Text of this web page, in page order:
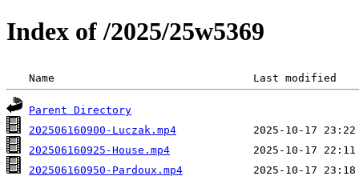
Index of /2025/25w5369
Name                               Last modified
Parent Directory
202506160900-Luczak.mp4
202506160925-House.mp4
202506160950-Pardoux.mp4